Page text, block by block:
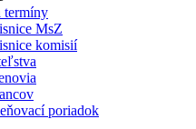
termíny
MsZ
komisií
poriadok